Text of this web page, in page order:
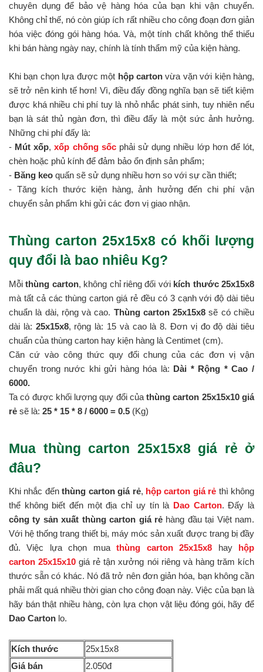
chuyên dụng để bảo vệ hàng hóa của bạn khi vận chuyển.
Không chỉ thế, nó còn giúp ích rất nhiều cho công đoạn đơn giản
hóa việc đóng gói hàng hóa. Và, một tính chất không thể thiếu
khi bán hàng ngày nay, chính là tính thẩm mỹ của kiện hàng.
Khi bạn chọn lựa được một hộp cartonvừa vặn với kiện hàng,
sẽ trở nên kinh tế hơn! Vì, điều đấy đồng nghĩa bạn sẽ tiết kiệm
được khá nhiều chi phí tuy là nhỏ nhắc phát sinh, tuy nhiên nếu
bạn là sát thủ ngàn đơn, thì điều đấy là một sức ảnh hưởng.
Những chi phí đấy là:
- Mút xốp,xốp chống sốcphải sử dụng nhiều lớp hơn để lót,
chèn hoặc phủ kính để đảm bảo ổn định sản phẩm;
- Băng keo quấn sẽ sử dụng nhiều hơn so với sự cần thiết;
- Tăng kích thước kiện hàng, ảnh hưởng đến chi phí vận
chuyển sản phẩm khi gửi các đơn vị giao nhận.
Thùng carton 25x15x8 có khối lượng
quy đổi là bao nhiêu Kg?
Mỗithùng carton, không chỉ riêng đối với kích thước 25x15x8
mà tất cả các thùng carton giá rẻ đều có 3 cạnh với độ dài tiêu
chuẩn là dài, rộng và cao. Thùng carton 25x15x8 sẽ có chiều
dài là: 25x15x8, rộng là: 15 và cao là 8. Đơn vị đo độ dài tiêu
chuẩn của thùng carton hay kiện hàng là Centimet (cm).
Căn cứ vào công thức quy đổi chung của các đơn vị vận
chuyển trong nước khi gửi hàng hóa là: Dài * Rộng * Cao /
6000.
Ta có được khối lượng quy đổi củathùng carton 25x15x10 giá
rẻ sẽ là: 25 * 15 * 8 / 6000 = 0.5 (Kg)
Mua thùng carton 25x15x8 giá rẻ ở
đâu?
Khi nhắc đếnthùng carton giá rẻ, hộp carton giá rẻ thì không
thể không biết đến một địa chỉ uy tín là Dao Carton. Đấy là
công ty sản xuất thùng carton giá rẻhàng đầu tại Việt nam.
Với hệ thống trang thiết bị, máy móc sản xuất được trang bị đầy
đủ. Việc lựa chọn muathùng carton 25x15x8 hay hộp
carton 25x15x10 giá rẻ tận xưởng nói riêng và hàng trăm kích
thước sẵn có khác. Nó đã trở nên đơn giản hóa, bạn không cần
phải mất quá nhiều thời gian cho công đoạn này. Việc của bạn là
hãy bán thật nhiều hàng, còn lựa chọn vật liệu đóng gói, hãy để
Dao Carton lo.
Kích thước
25x15x8
Giá bán
2.050đ